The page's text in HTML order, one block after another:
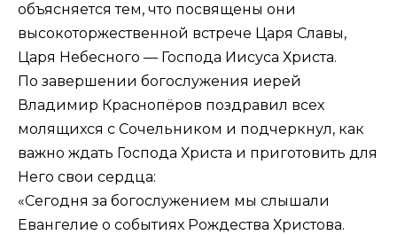
объясняется тем, что посвящены они
высокоторжественной встрече Царя Славы,
Царя Небесного — Господа Иисуса Христа.
По завершении богослужения иерей
Владимир Краснопёров поздравил всех
молящихся с Сочельником и подчеркнул, как
важно ждать Господа Христа и приготовить для
Него свои сердца:
«Сегодня за богослужением мы слышали
Евангелие о событиях Рождества Христова.